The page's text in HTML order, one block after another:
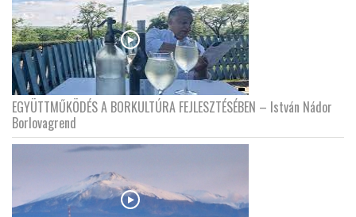
EGYÜTTMŰKÖDÉS A BORKULTÚRA FEJLESZTÉSÉBEN – István Nádor
Borlovagrend